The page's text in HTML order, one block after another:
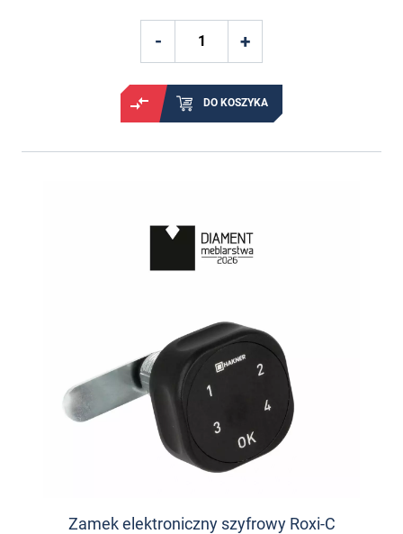
DO KOSZYKA
Zamek elektroniczny szyfrowy Roxi-C